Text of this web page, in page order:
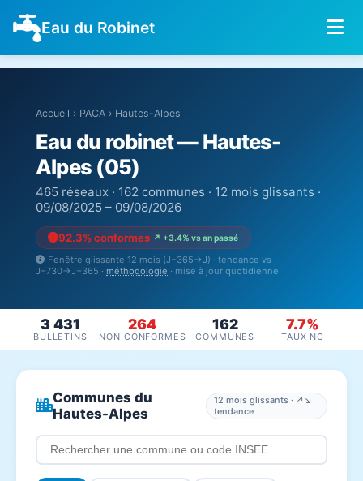
Eau du Robinet
Accueil › PACA › Hautes-Alpes
Eau du robinet — Hautes-
Alpes (05)
465 réseaux · 162 communes · 12 mois glissants ·
09/08/2025 – 09/08/2026
92.3% conformes ↗ +3.4% vs an passé
Fenêtre glissante 12 mois (J−365→J) · tendance vs
J−730→J−365 · méthodologie · mise à jour quotidienne
3 431
BULLETINS
264
NON CONFORMES
162
COMMUNES
7.7%
TAUX NC
Communes du
Hautes-Alpes
12 mois glissants · ↗↘
tendance